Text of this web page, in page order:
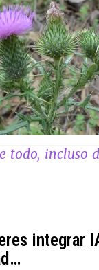
todo, incluso
integrar